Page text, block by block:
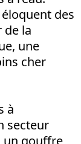
des
de la
une
cher
à
secteur
un gouffre